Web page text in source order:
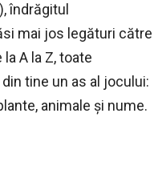
îndrăgitul
mai jos legături către
A la Z, toate
tine un as al jocului:
animale și nume.